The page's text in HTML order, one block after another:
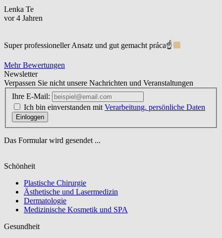
Lenka Te
vor 4 Jahren
Super professioneller Ansatz und gut gemacht práca☝
Mehr Bewertungen
Newsletter
Verpassen Sie nicht unsere Nachrichten und Veranstaltungen
Ihre E-Mail:
Ich bin einverstanden mit Verarbeitung. persönliche Daten
Einloggen
Das Formular wird gesendet ...
Schönheit
Plastische Chirurgie
Ästhetische und Lasermedizin
Dermatologie
Medizinische Kosmetik und SPA
Gesundheit